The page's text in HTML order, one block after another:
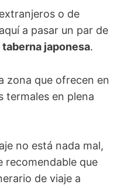
o de
a pasar un par de
taberna japonesa.
zona que ofrecen en
termales en plena
no está nada mal,
recomendable que
de viaje a